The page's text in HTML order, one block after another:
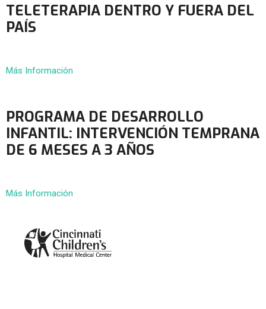
TELETERAPIA DENTRO Y FUERA DEL
PAÍS
Más Información
PROGRAMA DE DESARROLLO
INFANTIL: INTERVENCIÓN TEMPRANA
DE 6 MESES A 3 AÑOS
Más Información